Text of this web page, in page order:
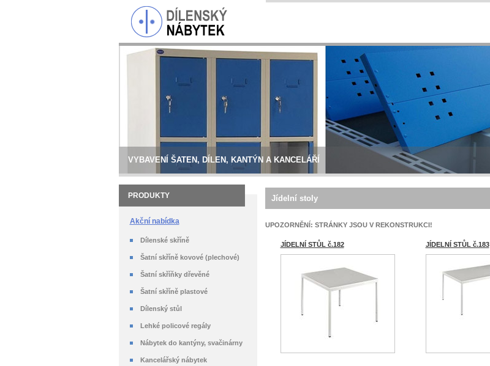
VYBAVENÍ ŠATEN, DÍLEN, KANTÝN A KANCELÁŘÍ
PRODUKTY
Akční nabídka
Dílenské skříně
Šatní skříně kovové (plechové)
Šatní skříňky dřevěné
Šatní skříně plastové
Dílenský stůl
Lehké policové regály
Nábytek do kantýny, svačinárny
Kancelářský nábytek
Jídelní stoly
UPOZORNĚNÍ: STRÁNKY JSOU V REKONSTRUKCI!
JÍDELNÍ STŮL č.182 JÍDELNÍ STŮL č.183